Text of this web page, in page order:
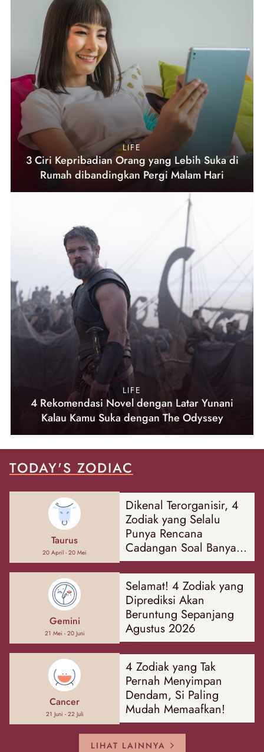
LIFE
3 Ciri Kepribadian Orang yang Lebih Suka di
Rumah dibandingkan Pergi Malam Hari
LIFE
4 Rekomendasi Novel dengan Latar Yunani
Kalau Kamu Suka dengan The Odyssey
TODAY'S ZODIAC
Taurus
20 April - 20 Mei
Dikenal Terorganisir, 4
Zodiak yang Selalu
Punya Rencana
Cadangan Soal Banyak
Hal
Gemini
21 Mei - 20 Juni
Selamat! 4 Zodiak yang
Diprediksi Akan
Beruntung Sepanjang
Agustus 2026
Cancer
21 Juni - 22 Juli
4 Zodiak yang Tak
Pernah Menyimpan
Dendam, Si Paling
Mudah Memaafkan!
LIHAT LAINNYA